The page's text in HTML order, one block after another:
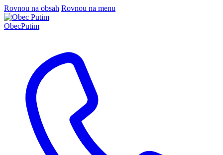
Rovnou na obsah Rovnou na menu
ObecPutim